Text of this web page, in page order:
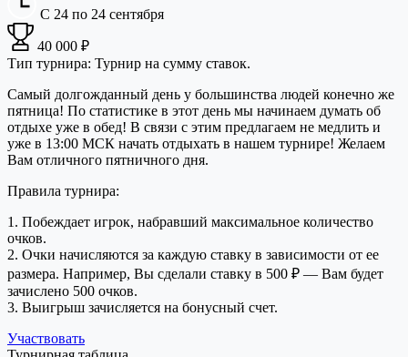
С 24 по 24 сентября
40 000 ₽
Тип турнира: Турнир на сумму ставок.
Самый долгожданный день у большинства людей конечно же
пятница! По статистике в этот день мы начинаем думать об
отдыхе уже в обед! В связи с этим предлагаем не медлить и
уже в 13:00 МСК начать отдыхать в нашем турнире! Желаем
Вам отличного пятничного дня.
Правила турнира:
1. Побеждает игрок, набравший максимальное количество
очков.
2. Очки начисляются за каждую ставку в зависимости от ее
размера. Например, Вы сделали ставку в 500 ₽ — Вам будет
зачислено 500 очков.
3. Выигрыш зачисляется на бонусный счет.
Участвовать